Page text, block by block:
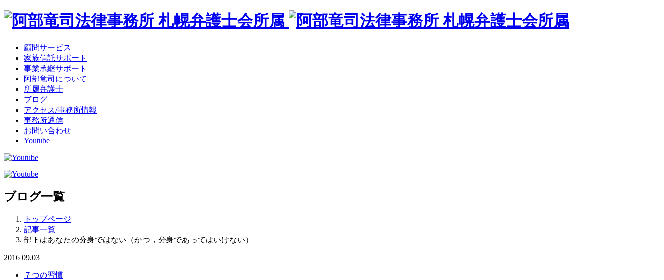
顧問サービス
家族信託サポート
事業承継サポート
阿部竜司について
所属弁護士
ブログ
アクセス/事務所情報
事務所通信
お問い合わせ
Youtube
ブログ一覧
トップページ
記事一覧
部下はあなたの分身ではない（かつ，分身であってはいけない）
2016 09.03
７つの習慣